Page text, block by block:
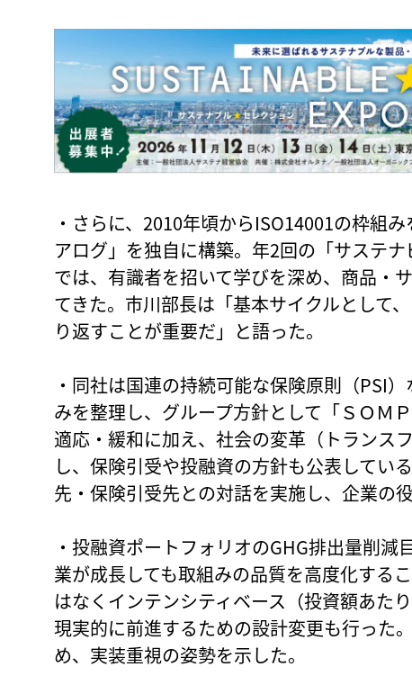
・さらに、2010年頃からISO14001の枠組
アログ」を独自に構築。年2回の「サステナ
では、有識者を招いて学びを深め、商品・
てきた。市川部長は「基本サイクルとし
り返すことが重要だ」と語った。
・同社は国連の持続可能な保険原則（PSI
みを整理し、グループ方針として「ＳＯＭ
適応・緩和に加え、社会の変革（トランス
し、保険引受や投融資の方針も公表してい
先・保険引受先との対話を実施し、企業の
・投融資ポートフォリオのGHG排出量削
業が成長しても取組みの品質を高度化する
はなくインテンシティベース（投資額あた
現実的に前進するための設計変更も行った
め、実装重視の姿勢を示した。